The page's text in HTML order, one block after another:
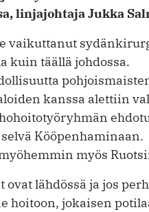
linjajohtaja Jukka
vaikuttanut
kuin täällä johdossa.
kanssa alettiin
Kööpenhaminaan.
myös
lähdössä ja jos
hoitoon, jokaisen